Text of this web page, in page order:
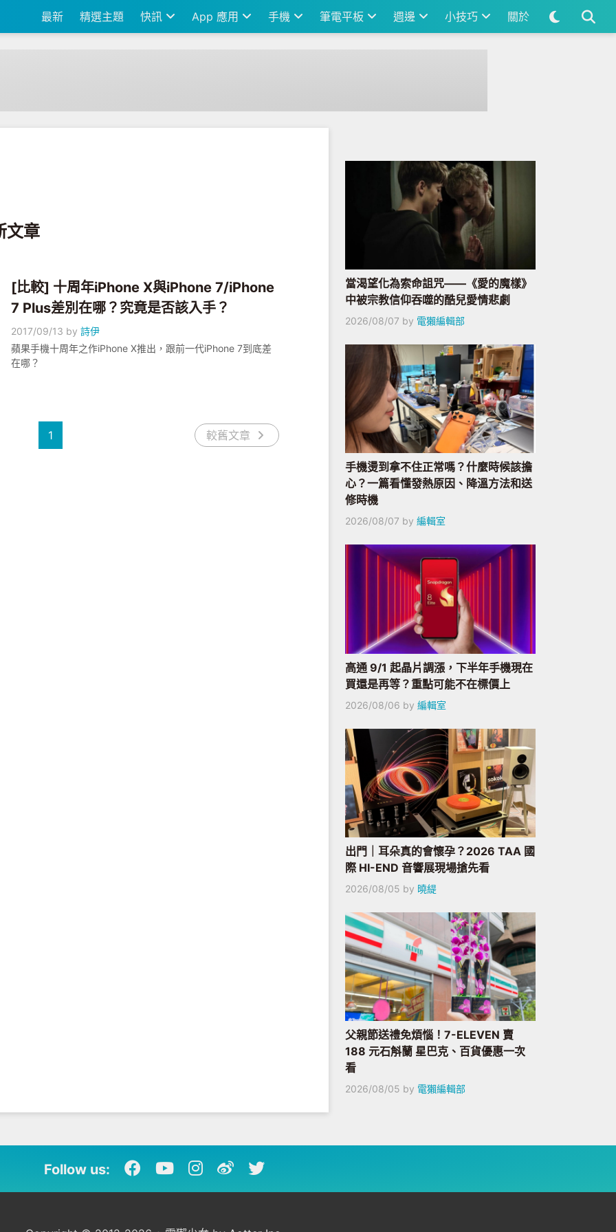
最新 精選主題 快訊 App 應用 手機 筆電平板 週邊 小技巧 關於
文章
[比較] 十周年iPhone X與iPhone 7/iPhone
7 Plus差別在哪？究竟是否該入手？
2017/09/13 by詩伊
蘋果手機十周年之作iPhone X推出，跟前一代iPhone 7到底差
在哪？
1 較舊文章
當渴望化為索命詛咒——《愛的魔樣》
中被宗教信仰吞噬的酷兒愛情悲劇
2026/08/07 by 電獺編輯部
手機燙到拿不住正常嗎？什麼時候該擔
心？一篇看懂發熱原因、降溫方法和送
修時機
2026/08/07 by 編輯室
高通 9/1 起晶片調漲，下半年手機現在
買還是再等？重點可能不在標價上
2026/08/06 by 編輯室
出門｜耳朵真的會懷孕？2026 TAA 國
際 HI-END 音響展現場搶先看
2026/08/05 by 曉緹
父親節送禮免煩惱！7-ELEVEN 賣
188 元石斛蘭 星巴克、百貨優惠一次
看
2026/08/05 by 電獺編輯部
Follow us: